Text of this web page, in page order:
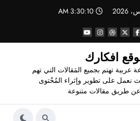
3:30:11 AM
افكارك
تهتم بجميع المَقالات التي تهم
نعمل على تطوير وإثراء المُحْتوى
طريق مقالات متنوعة